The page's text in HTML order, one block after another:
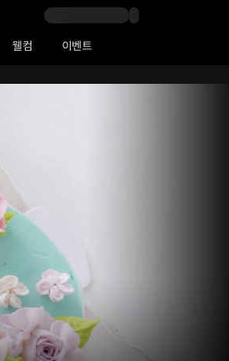
웰컴 이벤트